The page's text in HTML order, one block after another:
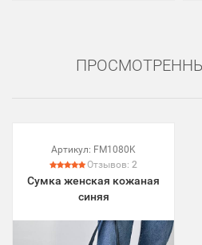
Артикул: FM1080K
Отзывов: 2
Сумка женская кожаная
синяя